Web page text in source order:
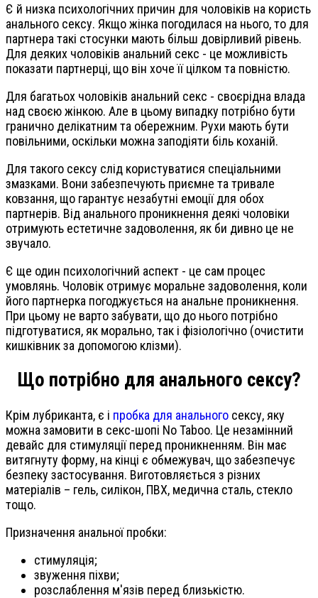
Є й низка психологічних причин для чоловіків на користь
анального сексу. Якщо жінка погодилася на нього, то для
партнера такі стосунки мають більш довірливий рівень.
Для деяких чоловіків анальний секс - це можливість
показати партнерці, що він хоче її цілком та повністю.
Для багатьох чоловіків анальний секс - своєрідна влада
над своєю жінкою. Але в цьому випадку потрібно бути
гранично делікатним та обережним. Рухи мають бути
повільними, оскільки можна заподіяти біль коханій.
Для такого сексу слід користуватися спеціальними
змазками. Вони забезпечують приємне та тривале
ковзання, що гарантує незабутні емоції для обох
партнерів. Від анального проникнення деякі чоловіки
отримують естетичне задоволення, як би дивно це не
звучало.
Є ще один психологічний аспект - це сам процес
умовлянь. Чоловік отримує моральне задоволення, коли
його партнерка погоджується на анальне проникнення.
При цьому не варто забувати, що до нього потрібно
підготуватися, як морально, так і фізіологічно (очистити
кишківник за допомогою клізми).
Що потрібно для анального сексу?
Крім лубриканта, є і пробка для анального сексу, яку
можна замовити в секс-шопі No Taboo. Це незамінний
девайс для стимуляції перед проникненням. Він має
витягнуту форму, на кінці є обмежувач, що забезпечує
безпеку застосування. Виготовляється з різних
матеріалів – гель, силікон, ПВХ, медична сталь, стекло
тощо.
Призначення анальної пробки:
стимуляція;
звуження піхви;
розслаблення м'язів перед близькістю.